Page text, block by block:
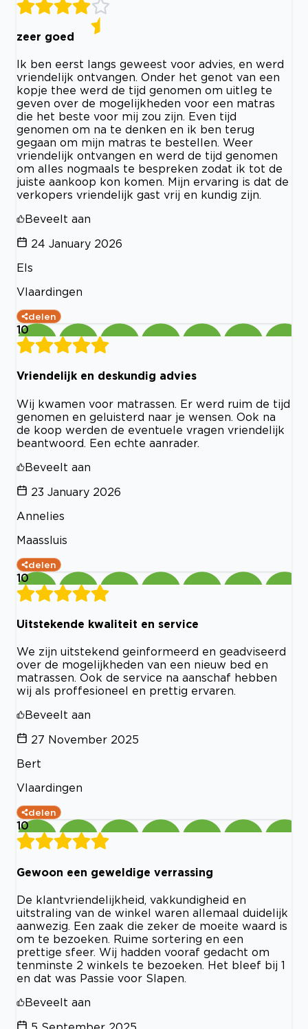
zeer goed
Ik ben eerst langs geweest voor advies, en werd
vriendelijk ontvangen. Onder het genot van een
kopje thee werd de tijd genomen om uitleg te
geven over de mogelijkheden voor een matras
die het beste voor mij zou zijn. Even tijd
genomen om na te denken en ik ben terug
gegaan om mijn matras te bestellen. Weer
vriendelijk ontvangen en werd de tijd genomen
om alles nogmaals te bespreken zodat ik tot de
juiste aankoop kon komen. Mijn ervaring is dat de
verkopers vriendelijk gast vrij en kundig zijn.
Beveelt aan
24 January 2026
Els
Vlaardingen
delen
10
Vriendelijk en deskundig advies
Wij kwamen voor matrassen. Er werd ruim de tijd
genomen en geluisterd naar je wensen. Ook na
de koop werden de eventuele vragen vriendelijk
beantwoord. Een echte aanrader.
Beveelt aan
23 January 2026
Annelies
Maassluis
delen
10
Uitstekende kwaliteit en service
We zijn uitstekend geinformeerd en geadviseerd
over de mogelijkheden van een nieuw bed en
matrassen. Ook de service na aanschaf hebben
wij als proffesioneel en prettig ervaren.
Beveelt aan
27 November 2025
Bert
Vlaardingen
delen
10
Gewoon een geweldige verrassing
De klantvriendelijkheid, vakkundigheid en
uitstraling van de winkel waren allemaal duidelijk
aanwezig. Een zaak die zeker de moeite waard is
om te bezoeken. Ruime sortering en een
prettige sfeer. Wij hadden vooraf gedacht om
tenminste 2 winkels te bezoeken. Het bleef bij 1
en dat was Passie voor Slapen.
Beveelt aan